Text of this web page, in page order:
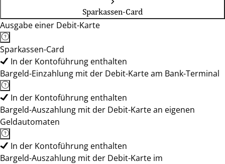
Sparkassen-Card
Ausgabe einer Debit-Karte
Sparkassen-Card
In der Kontoführung enthalten
Bargeld-Einzahlung mit der Debit-Karte am Bank-Terminal
In der Kontoführung enthalten
Bargeld-Auszahlung mit der Debit-Karte an eigenen
Geldautomaten
In der Kontoführung enthalten
Bargeld-Auszahlung mit der Debit-Karte im